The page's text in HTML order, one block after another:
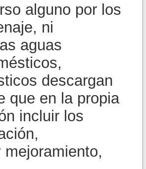
alguno por los
ni
aguas
descargan
que en la propia
incluir los